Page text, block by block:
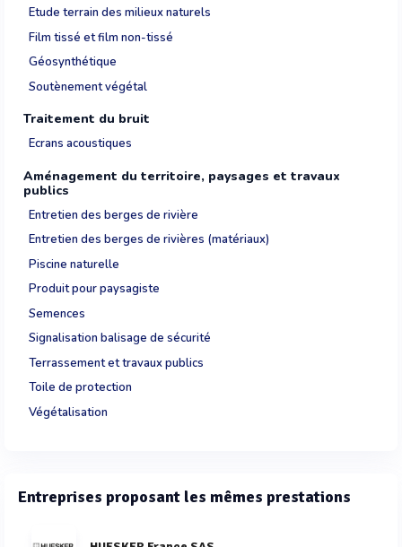
Etude terrain des milieux naturels
Film tissé et film non-tissé
Géosynthétique
Soutènement végétal
Traitement du bruit
Ecrans acoustiques
Aménagement du territoire, paysages et travaux
publics
Entretien des berges de rivière
Entretien des berges de rivières (matériaux)
Piscine naturelle
Produit pour paysagiste
Semences
Signalisation balisage de sécurité
Terrassement et travaux publics
Toile de protection
Végétalisation
Entreprises proposant les mêmes prestations